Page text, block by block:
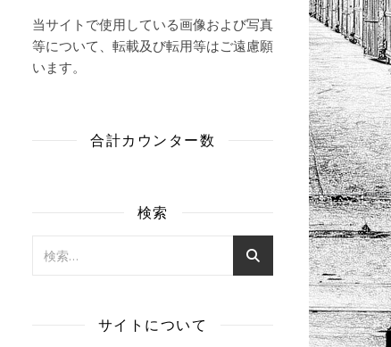
当サイトで使用している画像および写真
等について、転載及び転用等はご遠慮願
います。
合計カウンター数
検索
サイトについて